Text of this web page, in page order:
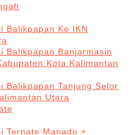
Balikpapan Ke IKN
Balikpapan Banjarmasin
Kota Kalimantan
Balikpapan Tanjung Selor
Utara
Ternate Manado +